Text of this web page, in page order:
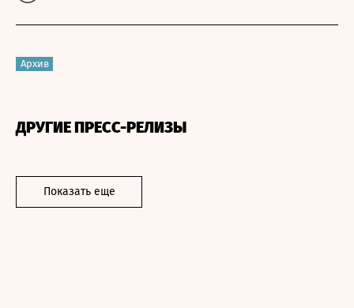
Архив
ДРУГИЕ ПРЕСС-РЕЛИЗЫ
Показать еще